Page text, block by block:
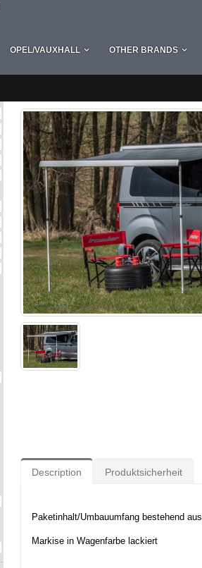
OPEL/VAUXHALL OTHER BRANDS
Description Produktsicherheit
Paketinhalt/Umbauumfang bestehend aus
Markise in Wagenfarbe lackiert